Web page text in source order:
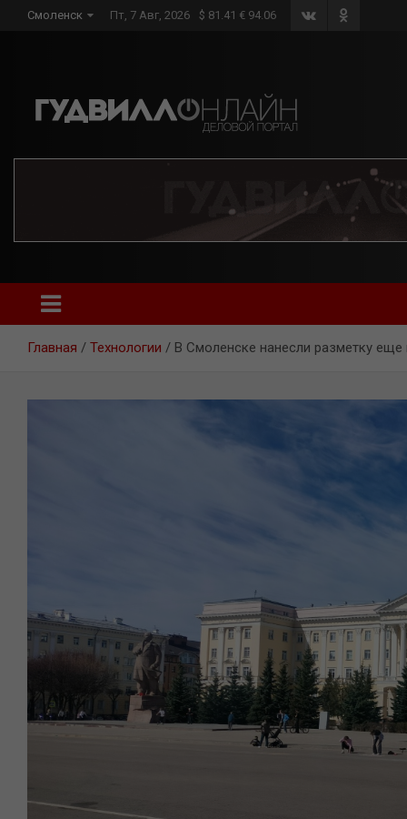
Смоленск Пт, 7 Авг, 2026 $ 81.41 € 94.06
Главная Технологии В Смоленске нанесли разметку еще